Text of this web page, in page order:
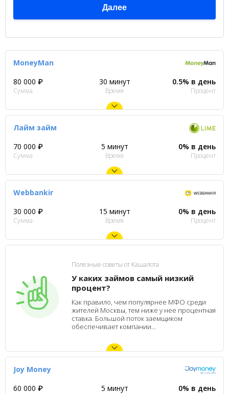
MoneyMan
80 000 ₽
Сумма
30 минут
Время
0.5% в день
Процент
Лайм займ
70 000 ₽
Сумма
5 минут
Время
0% в день
Процент
Webbankir
30 000 ₽
Сумма
15 минут
Время
0% в день
Процент
Полезные советы от Кашалота
У каких займов самый низкий
процент?
Как правило, чем популярнее МФО среди
жителей Москвы, тем ниже у нее процентная
ставка. Большой поток заемщиком
обеспечивает компании...
Joy Money
60 000 ₽
5 минут 0% в день